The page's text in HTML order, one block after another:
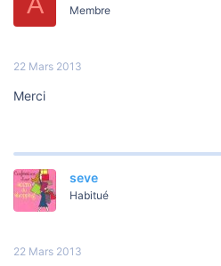
Membre
22 Mars 2013
Merci
seve
Habitué
22 Mars 2013